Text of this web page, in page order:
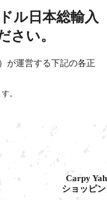
ル日本総輸入
さい。
が運営する下記の各正
。
Carpy
ショッピ